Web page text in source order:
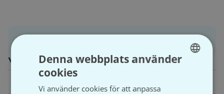
Produktinformation
Ytterligare information
Denna webbplats använder
cookies
Vi använder cookies för att anpassa